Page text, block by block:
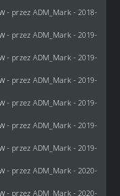
- przez ADM_Mark- 2018-
- przez ADM_Mark- 2019-
- przez ADM_Mark- 2019-
- przez ADM_Mark- 2019-
- przez ADM_Mark- 2019-
- przez ADM_Mark- 2019-
- przez ADM_Mark- 2019-
- przez ADM_Mark- 2020-
- przez ADM_Mark- 2020-